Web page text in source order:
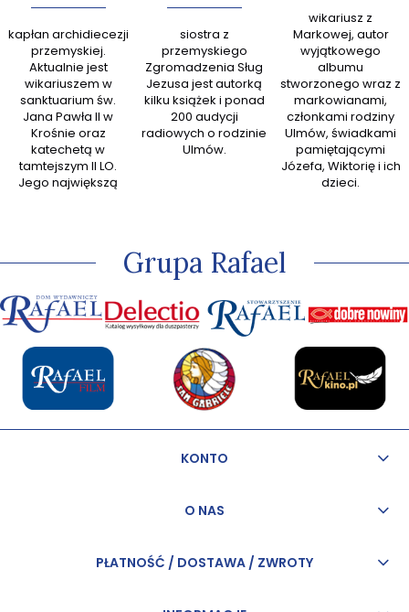
kapłan archidiecezji
przemyskiej.
Aktualnie jest
wikariuszem w
sanktuarium św.
Jana Pawła II w
Krośnie oraz
katechetą w
tamtejszym II LO.
Jego największą
odkrywać miłość
siostra z
przemyskiego
Zgromadzenia Sług
Jezusa jest autorką
kilku książek i ponad
200 audycji
radiowych o rodzinie
Ulmów.
wikariusz z
Markowej, autor
wyjątkowego
albumu
stworzonego wraz z
markowianami,
członkami rodziny
Ulmów, świadkami
pamiętającymi
Józefa, Wiktorię i ich
dzieci.
Grupa Rafael
KONTO
O NAS
PŁATNOŚĆ / DOSTAWA / ZWROTY